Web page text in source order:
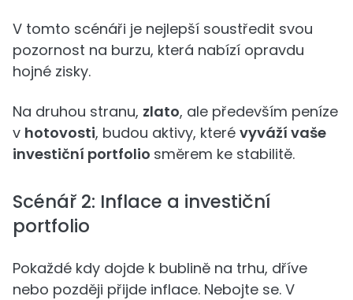
V tomto scénáři je nejlepší soustředit svou
pozornost na burzu, která nabízí opravdu
hojné zisky.
Na druhou stranu, zlato, ale především peníze
v hotovosti, budou aktivy, které vyváží vaše
investiční portfolio směrem ke stabilitě.
Scénář 2: Inflace a investiční
portfolio
Pokaždé kdy dojde k bublině na trhu, dříve
nebo později přijde inflace. Nebojte se. V